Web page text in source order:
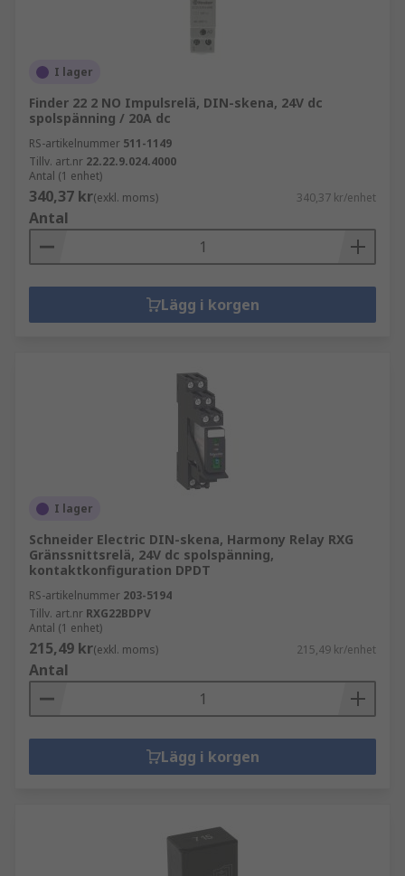
I lager
Finder 22 2 NO Impulsrelä, DIN-skena, 24V dc
spolspänning / 20A dc
RS-artikelnummer 511-1149
Tillv. art.nr 22.22.9.024.4000
Antal (1 enhet)
340,37 kr(exkl. moms) 340,37 kr/enhet
Antal
Lägg i korgen
I lager
Schneider Electric DIN-skena, Harmony Relay RXG
Gränssnittsrelä, 24V dc spolspänning,
kontaktkonfiguration DPDT
RS-artikelnummer 203-5194
Tillv. art.nr RXG22BDPV
Antal (1 enhet)
215,49 kr(exkl. moms) 215,49 kr/enhet
Antal
Lägg i korgen